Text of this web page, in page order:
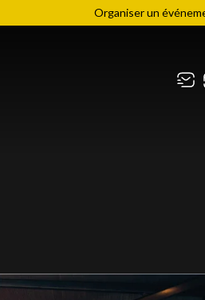
Organiser un
notrepolitique de protection des
.